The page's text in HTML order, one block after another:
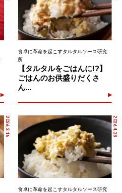
食卓に革命を起こすタルタルソース研究
所
【タルタルをごはんに!?】
ごはんのお供盛りだくさ
ん...
2026.3.16 2026.4.28
食卓に革命を起こすタルタルソース研究